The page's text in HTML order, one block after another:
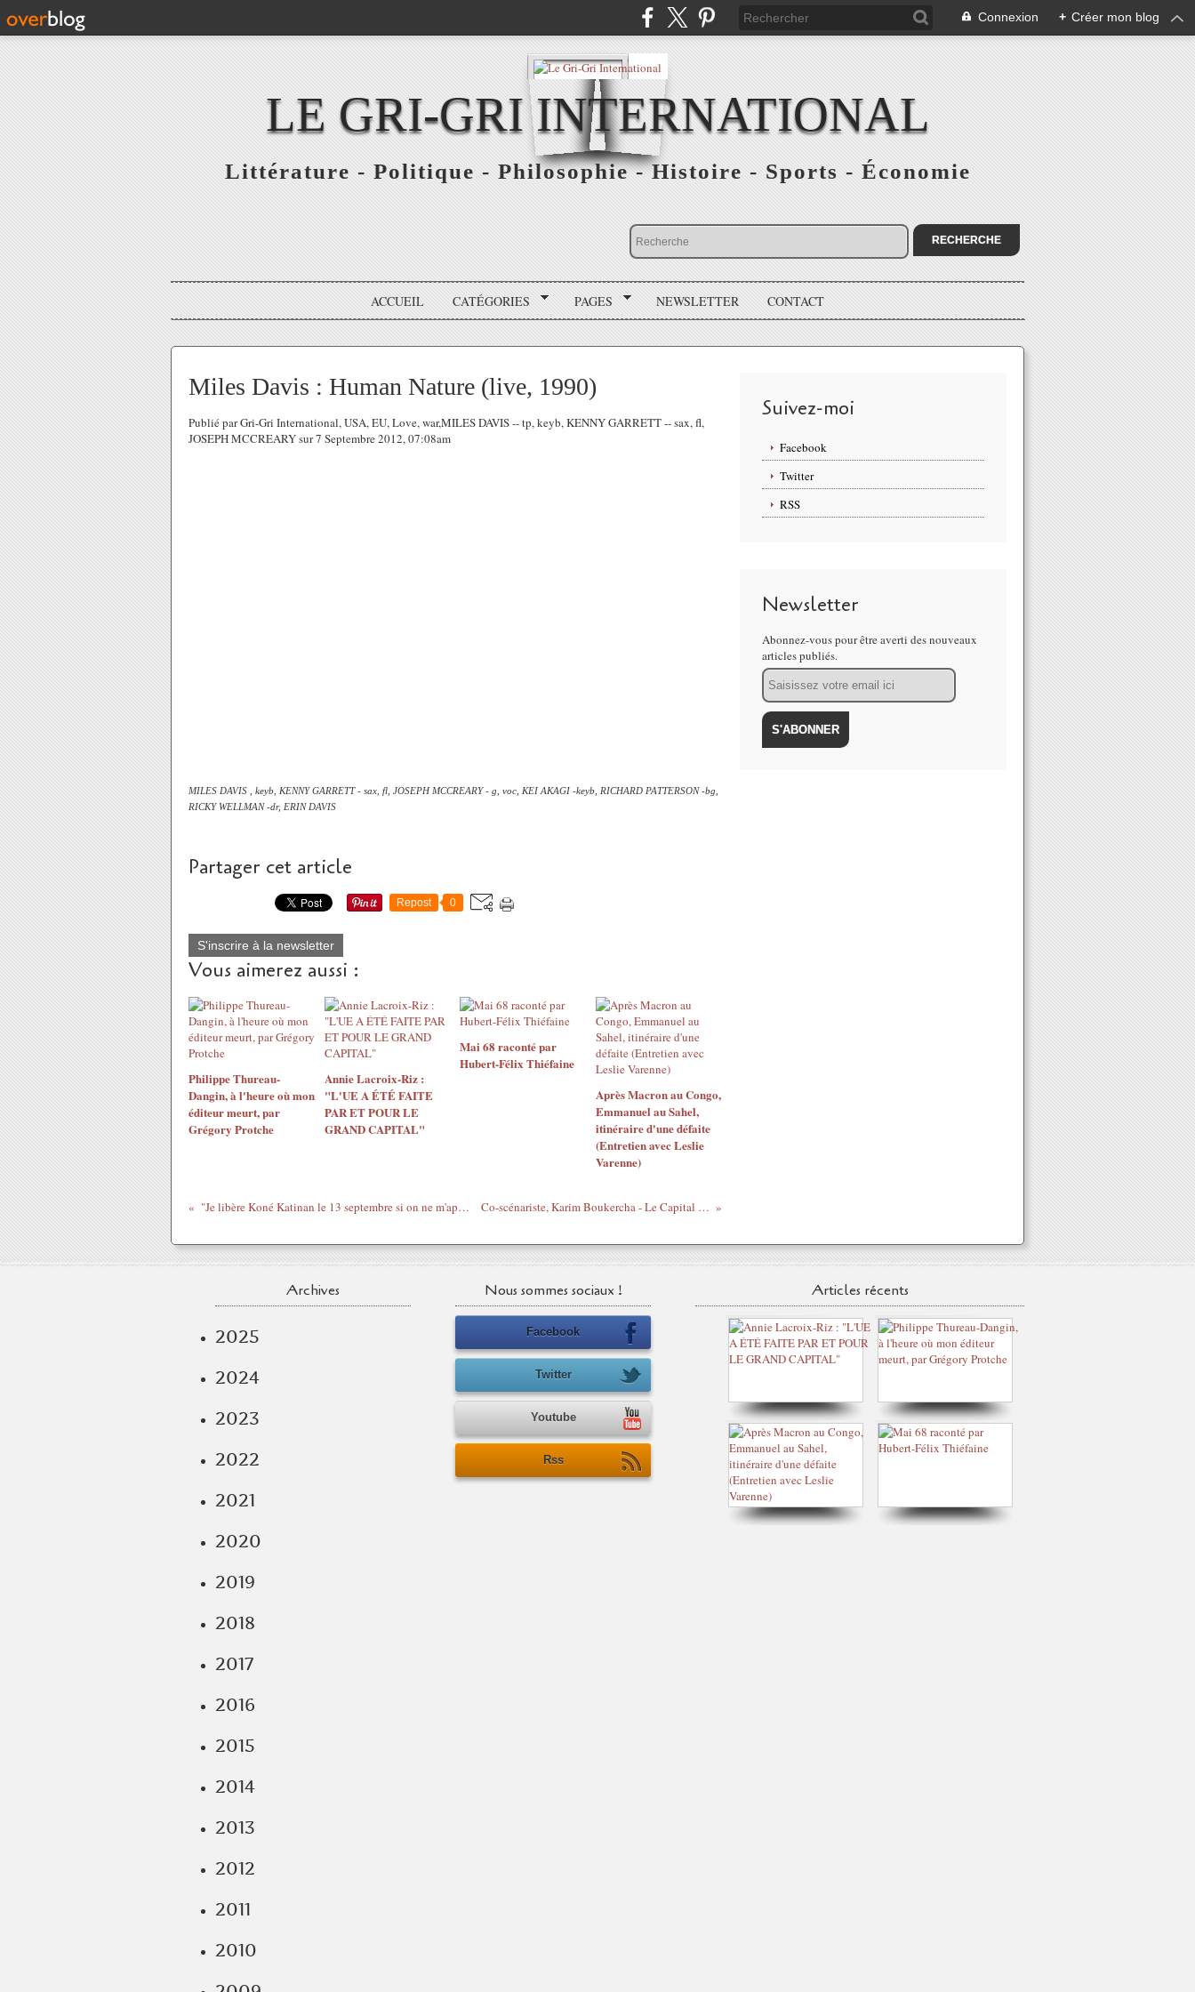
Connexion + Créer mon blog
LE GRI-GRI INTERNATIONAL
Littérature - Politique - Philosophie - Histoire - Sports - Économie
ACCUEIL CATÉGORIES PAGES NEWSLETTER CONTACT
Miles Davis : Human Nature (live, 1990)
Publié par Gri-Gri International, USA, EU, Love, war,MILES DAVIS -- tp, keyb, KENNY GARRETT -- sax, fl,
JOSEPH MCCREARY sur 7 Septembre 2012, 07:08am
MILES DAVIS , keyb, KENNY GARRETT - sax, fl, JOSEPH MCCREARY - g, voc, KEI AKAGI -keyb, RICHARD PATTERSON -bg,
RICKY WELLMAN -dr, ERIN DAVIS
Partager cet article
Repost 0
S'inscrire à la newsletter
Vous aimerez aussi :
Philippe Thureau-
Dangin, à l'heure où mon
éditeur meurt, par
Grégory Protche
Annie Lacroix-Riz :
"L'UE A ÉTÉ FAITE
PAR ET POUR LE
GRAND CAPITAL"
Mai 68 raconté par
Hubert-Félix Thiéfaine
Après Macron au Congo,
Emmanuel au Sahel,
itinéraire d'une défaite
(Entretien avec Leslie
Varenne)
"Je libère Koné Katinan le 13 septembre si on ne m'apporte pas de preuves" - Le juge Aboagye Tandoh Co-scénariste, Karim Boukercha - Le Capital de Costa Gavras - Bande annonce Canada
Suivez-moi
Facebook
Twitter
RSS
Newsletter
Abonnez-vous pour être averti des nouveaux
articles publiés.
Email
Archives
2025
2024
2023
2022
2021
2020
2019
2018
2017
2016
2015
2014
2013
2012
2011
2010
Nous sommes sociaux !
Facebook
Twitter
Youtube
Rss
Articles récents